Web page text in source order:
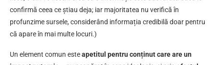
confirmă ceea ce știau deja; iar majoritatea nu verifică în
profunzime sursele, considerând informația credibilă doar pentru
că apare în mai multe locuri.)
Un element comun esteapetitul pentru conținut care are un